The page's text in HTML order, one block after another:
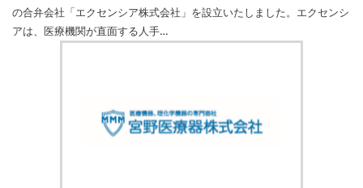
の合弁会社「エクセンシア株式会社」を設立いたしました。エクセンシ
アは、医療機関が直面する人手…